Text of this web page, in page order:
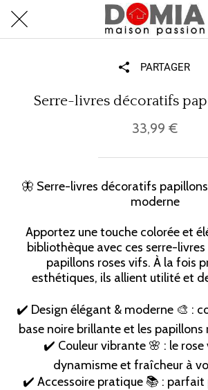
PARTAGER
Serre-livres décoratifs
33,99 €
🦋 Serre-livres décoratifs
moderne
Apportez une touche colorée et
bibliothèque avec ces serre-
papillons roses vifs. À la fois
esthétiques, ils allient utilité et
✔️ Design élégant & moderne 🎨 :
base noire brillante et les papillons
✔️ Couleur vibrante 🌸 : le
dynamisme et fraîcheur à
✔️ Accessoire pratique 📚 :